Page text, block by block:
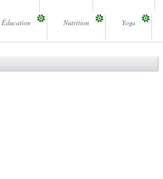
Éducation Nutrition Yoga